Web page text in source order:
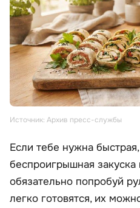
Источник: Архив пресс-службы
Если тебе нужна
беспроигрышная
обязательно попробуй
легко готовятся, их